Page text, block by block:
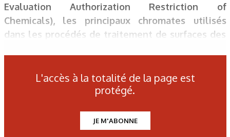
Evaluation Authorization Restriction of
Chemicals), les principaux chromates utilisés
dans les procédés de traitement de surfaces des
et dont les usages sont interdits à partir d’une
date d’interdiction appelée Sunset Date, sauf si
déterminée. Les principaux chromates utilisés
dans le traitement des aluminiums ont atteint la
L'accès à la totalité de la page est
protégé.
JE M'ABONNE